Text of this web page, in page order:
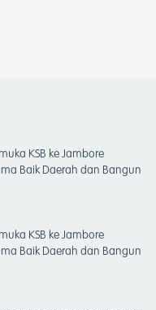
KSB ke Jambore
Baik Daerah dan Bangun
KSB ke Jambore
Baik Daerah dan Bangun